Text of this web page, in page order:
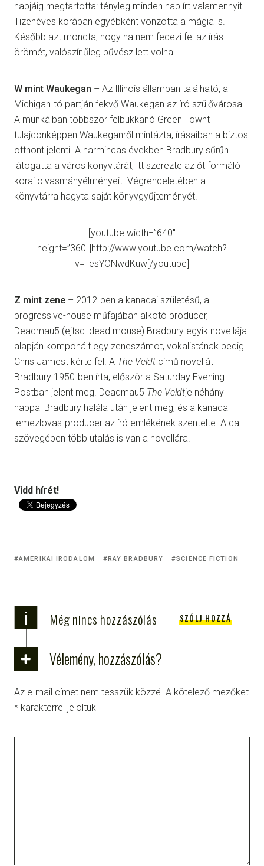
napjáig megtartotta: tényleg minden nap írt valamennyit.
Tizenéves korában egyébként vonzotta a mágia is.
Később azt mondta, hogy ha nem fedezi fel az írás
örömét, valószínűleg bűvész lett volna.
W mint Waukegan – Az Illinois államban található, a
Michigan-tó partján fekvő Waukegan az író szülővárosa.
A munkáiban többször felbukkanó Green Townt
tulajdonképpen Waukeganről mintázta, írásaiban a biztos
otthont jelenti. A harmincas években Bradbury sűrűn
látogatta a város könyvtárát, itt szerezte az őt formáló
korai olvasmányélményeit. Végrendeletében a
könyvtárra hagyta saját könyvgyűjteményét.
[youtube width=”640″
height=”360″]http://www.youtube.com/watch?
v=_esYONwdKuw[/youtube]
Z mint zene – 2012-ben a kanadai születésű, a
progressive-house műfajában alkotó producer,
Deadmau5 (ejtsd: dead mouse) Bradbury egyik novellája
alapján komponált egy zeneszámot, vokalistának pedig
Chris Jamest kérte fel. A The Veldt című novellát
Bradbury 1950-ben írta, először a Saturday Evening
Postban jelent meg. Deadmau5 The Veldtje néhány
nappal Bradbury halála után jelent meg, és a kanadai
lemezlovas-producer az író emlékének szentelte. A dal
szövegében több utalás is van a novellára.
Vidd hírét!
AMERIKAI IRODALOM RAY BRADBURY SCIENCE FICTION
i Még nincs hozzászólás SZÓLJ HOZZÁ
Vélemény, hozzászólás?
Az e-mail címet nem tesszük közzé. A kötelező mezőket
* karakterrel jelöltük